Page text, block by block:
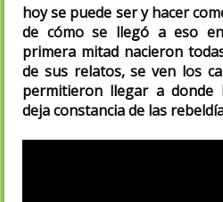
hoy se puede ser y hacer
de cómo se llegó a eso
primera mitad nacieron
de sus relatos, se ven los
permitieron llegar a donde
deja constancia de las